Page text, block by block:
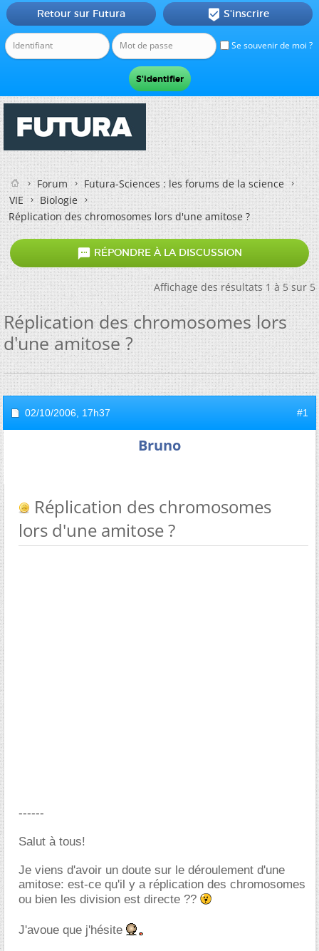
Se souvenir de moi ?
Retour sur Futura  S'inscrire
Forum
Futura-Sciences : les forums de la science
VIE
Biologie
Réplication des chromosomes lors d'une amitose ?
 RÉPONDRE À LA DISCUSSION
Affichage des résultats 1 à 5 sur 5
Réplication des chromosomes lors
d'une amitose ?
02/10/2006, 17h37 #1
Bruno
Réplication des chromosomes
lors d'une amitose ?
------
Salut à tous!
Je viens d'avoir un doute sur le déroulement d'une
amitose: est-ce qu'il y a réplication des chromosomes
ou bien les division est directe ??
J'avoue que j'hésite